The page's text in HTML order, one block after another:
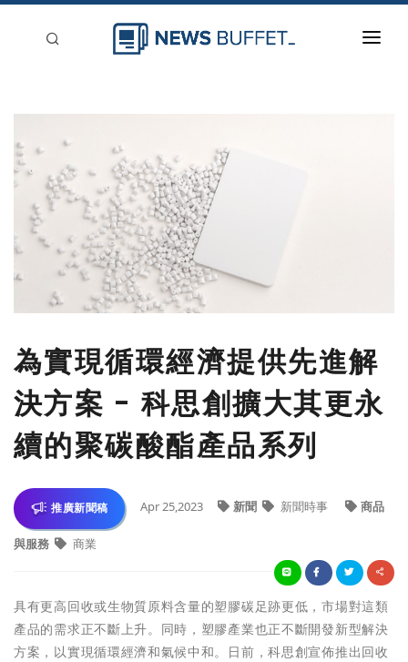
刊登
為實現循環經濟提供先進解
決方案 - 科思創擴大其更永
續的聚碳酸酯產品系列
推廣新聞稿 Apr 25,2023 新聞 新聞時事 商品
與服務 商業
具有更高回收或生物質原料含量的塑膠碳足跡更低，市場對這類
產品的需求正不斷上升。同時，塑膠產業也正不斷開發新型解決
方案，以實現循環經濟和氣候中和。日前，科思創宣佈推出回收